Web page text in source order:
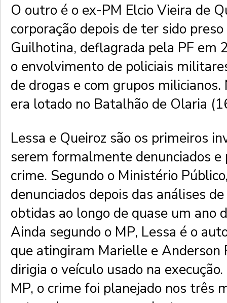
O outro é o ex-PM Elcio Vieira de
corporação depois de ter sido
Guilhotina, deflagrada pela PF em
o envolvimento de policiais
de drogas e com grupos milicianos.
era lotado no Batalhão de Olaria
Lessa e Queiroz são os primeiros
serem formalmente denunciados e
crime. Segundo o Ministério
denunciados depois das análises
obtidas ao longo de quase um ano
Ainda segundo o MP, Lessa é o
que atingiram Marielle e Anderson
dirigia o veículo usado na
MP, o crime foi planejado nos três